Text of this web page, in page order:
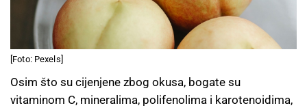
[Foto: Pexels]
Osim što su cijenjene zbog okusa, bogate su
vitaminom C, mineralima, polifenolima i karotenoidima,